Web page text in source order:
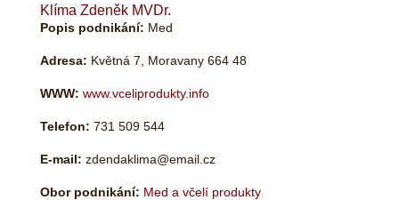
Klíma Zdeněk MVDr.
Popis podnikání: Med
Adresa: Květná 7, Moravany 664 48
WWW: www.vceliprodukty.info
Telefon: 731 509 544
E-mail: zdendaklima@email.cz
Obor podnikání: Med a včelí produkty